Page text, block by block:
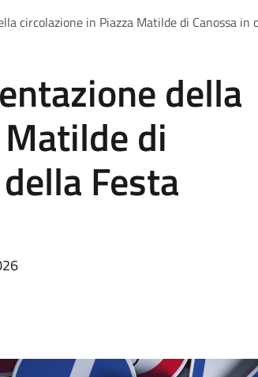
circolazione in Piazza Matilde di Canossa in
della
di
Festa